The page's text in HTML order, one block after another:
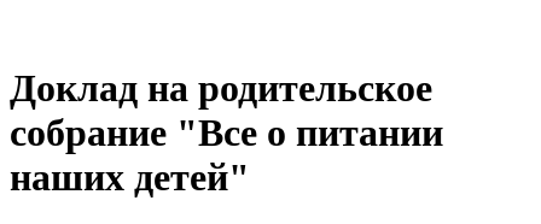
Доклад на родительское
собрание "Все о питании
наших детей"